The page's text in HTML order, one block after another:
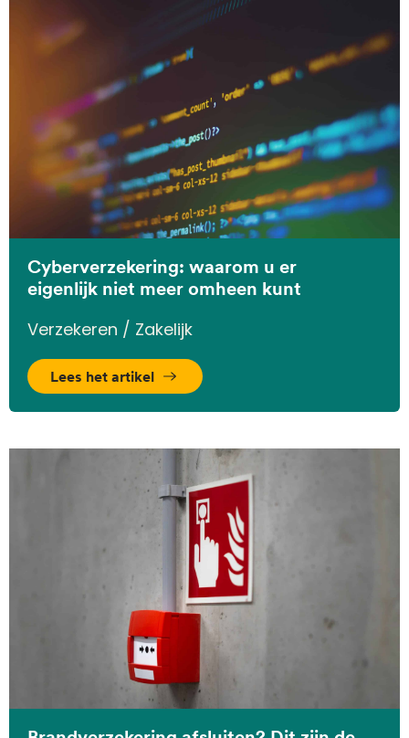
Cyberverzekering: waarom u er
eigenlijk niet meer omheen kunt
Verzekeren / Zakelijk
Lees het artikel